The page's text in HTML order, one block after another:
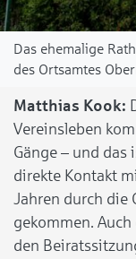
Das ehemalige
des Ortsamtes
Matthias Kook:
Vereinsleben
Gänge – und
direkte Kontakt
Jahren durch die
gekommen.
den